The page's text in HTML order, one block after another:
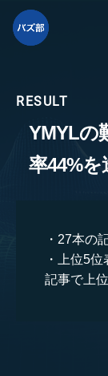
YMYLの
率44%を
27本の
上位5
記事で上